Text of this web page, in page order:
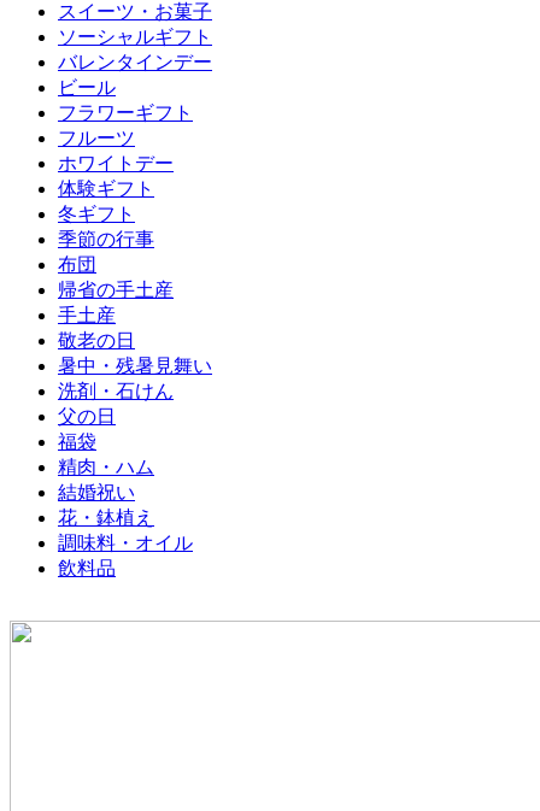
スイーツ・お菓子
ソーシャルギフト
バレンタインデー
ビール
フラワーギフト
フルーツ
ホワイトデー
体験ギフト
冬ギフト
季節の行事
布団
帰省の手土産
手土産
敬老の日
暑中・残暑見舞い
洗剤・石けん
父の日
福袋
精肉・ハム
結婚祝い
花・鉢植え
調味料・オイル
飲料品